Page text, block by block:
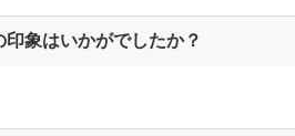
象はいかがでしたか？